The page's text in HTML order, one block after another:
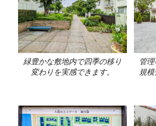
緑豊かな敷地内で四季の移り
変わりを実感できます。
管
規